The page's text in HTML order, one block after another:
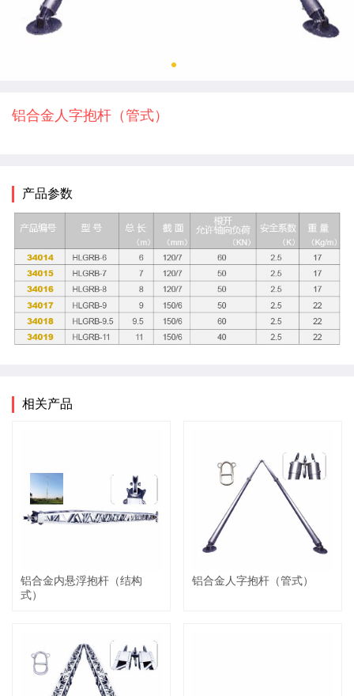
铝合金人字抱杆（管式）
产品参数
相关产品
铝合金内悬浮抱杆（结构
式）
铝合金人字抱杆（管式）